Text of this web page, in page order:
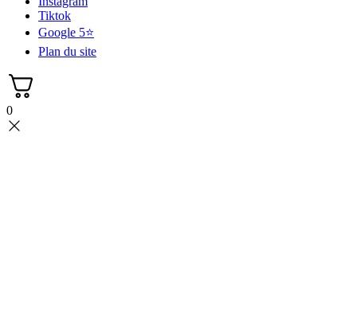
Tiktok
Google 5⭐
Plan du site
0